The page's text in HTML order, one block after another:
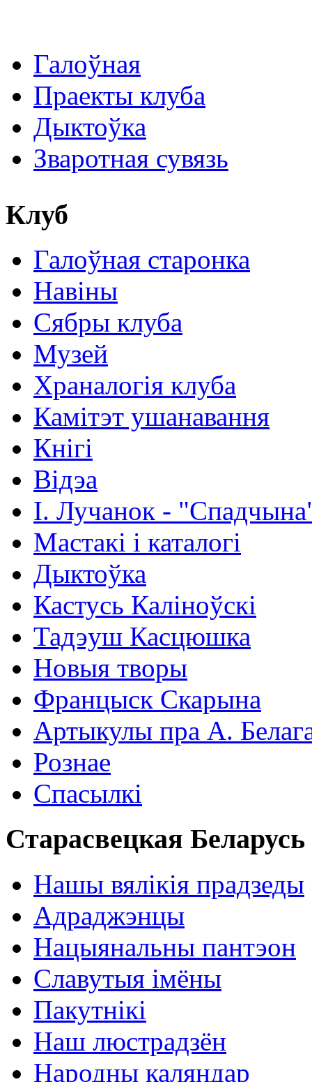
Галоўная
Праекты клуба
Дыктоўка
Зваротная сувязь
Клуб
Галоўная старонка
Навіны
Сябры клуба
Музей
Храналогія клуба
Камітэт ушанавання
Кнігі
Відэа
І. Лучанок -
Мастакі i каталогi
Дыктоўка
Кастусь Каліноўскі
Тадэуш Касцюшка
Новыя творы
Францыск Скарына
Артыкулы пра А.
Рознае
Спасылкі
Старасвецкая Беларусь
Нашы вялікія прадзеды
Адраджэнцы
Нацыянальны пантэон
Славутыя імёны
Пакутнікі
Наш люстрадзён
Народны каляндар